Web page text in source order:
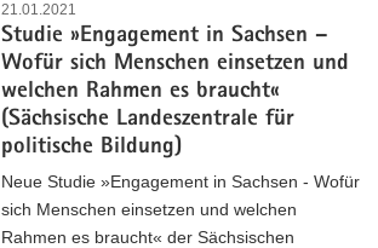
21.01.2021
Studie »Engagement in Sachsen –
Wofür sich Menschen einsetzen und
welchen Rahmen es braucht«
(Sächsische Landeszentrale für
politische Bildung)
Neue Studie »Engagement in Sachsen - Wofür
sich Menschen einsetzen und welchen
Rahmen es braucht« der Sächsischen